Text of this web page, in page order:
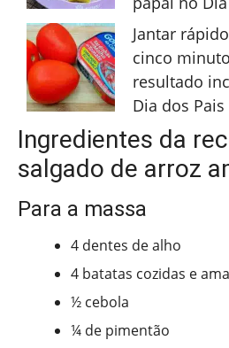
Jantar
cinco
resultado
Dia dos Pais
Ingredientes da
salgado de arroz
Para a massa
4 dentes de alho
4 batatas cozidas e
½ cebola
¼ de pimentão